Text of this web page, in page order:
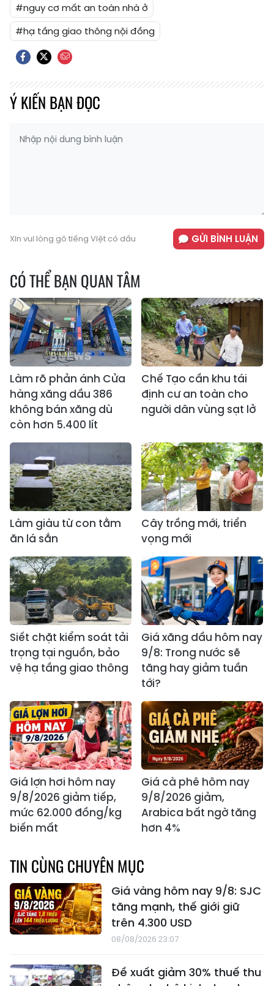
#nguy cơ mất an toàn nhà ở
#hạ tầng giao thông nội đồng
Ý KIẾN BẠN ĐỌC
Xin vui lòng gõ tiếng Việt có dấu GỬI BÌNH LUẬN
CÓ THỂ BẠN QUAN TÂM
Làm rõ phản ánh Cửa
hàng xăng dầu 386
không bán xăng dù
còn hơn 5.400 lít
Chế Tạo cần khu tái
định cư an toàn cho
người dân vùng sạt lở
Làm giàu từ con tằm
ăn lá sắn
Cây trồng mới, triển
vọng mới
Siết chặt kiểm soát tải
trọng tại nguồn, bảo
vệ hạ tầng giao thông
Giá xăng dầu hôm nay
9/8: Trong nước sẽ
tăng hay giảm tuần
tới?
Giá lợn hơi hôm nay
9/8/2026 giảm tiếp,
mức 62.000 đồng/kg
biến mất
Giá cà phê hôm nay
9/8/2026 giảm,
Arabica bất ngờ tăng
hơn 4%
TIN CÙNG CHUYÊN MỤC
Giá vàng hôm nay 9/8: SJC
tăng mạnh, thế giới giữ
trên 4.300 USD
08/08/2026 23:07
Đề xuất giảm 30% thuế thu